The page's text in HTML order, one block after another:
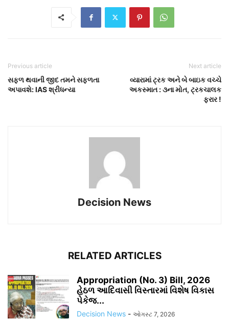
Previous article
સફળ થવાની જીદ તમને સફળતા
અપાવશે: IAS શ્રીધન્યા
Next article
વ્યારામાં ટ્રક અને બે બાઇક વચ્ચે
અકસ્માત : ૩ના મોત, ટ્રકચાલક
ફરાર !
Decision News
RELATED ARTICLES
Appropriation (No. 3) Bill, 2026
હેઠળ આદિવાસી વિસ્તારમાં વિશેષ વિકાસ
પેકેજ...
Decision News - ઓગસ્ટ 7, 2026